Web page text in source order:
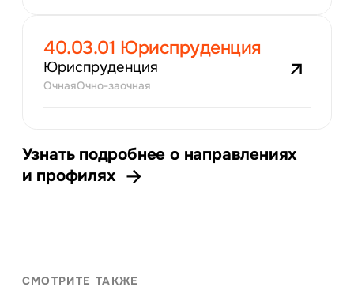
40.03.01 Юриспруденция
Юриспруденция
ОчнаяОчно-заочная
Узнать подробнее о направлениях
и профилях
СМОТРИТЕ ТАКЖЕ